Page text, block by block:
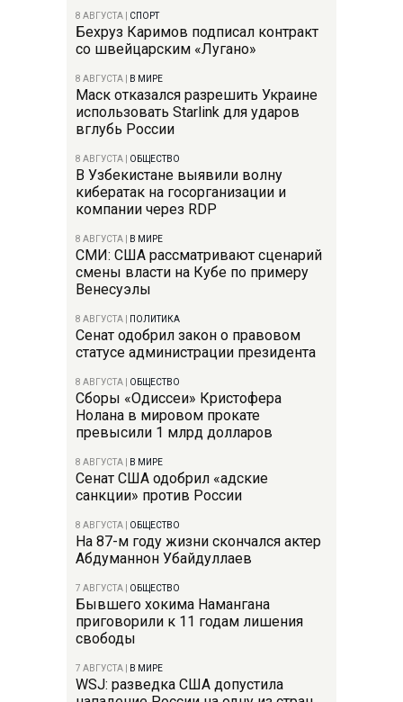
8 АВГУСТА СПОРТ
Бехруз Каримов подписал контракт
со швейцарским «Лугано»
8 АВГУСТА В МИРЕ
Маск отказался разрешить Украине
использовать Starlink для ударов
вглубь России
8 АВГУСТА ОБЩЕСТВО
В Узбекистане выявили волну
кибератак на госорганизации и
компании через RDP
8 АВГУСТА В МИРЕ
СМИ: США рассматривают сценарий
смены власти на Кубе по примеру
Венесуэлы
8 АВГУСТА ПОЛИТИКА
Сенат одобрил закон о правовом
статусе администрации президента
8 АВГУСТА ОБЩЕСТВО
Сборы «Одиссеи» Кристофера
Нолана в мировом прокате
превысили 1 млрд долларов
8 АВГУСТА В МИРЕ
Сенат США одобрил «адские
санкции» против России
8 АВГУСТА ОБЩЕСТВО
На 87-м году жизни скончался актер
Абдуманнон Убайдуллаев
7 АВГУСТА ОБЩЕСТВО
Бывшего хокима Намангана
приговорили к 11 годам лишения
свободы
7 АВГУСТА В МИРЕ
WSJ: разведка США допустила